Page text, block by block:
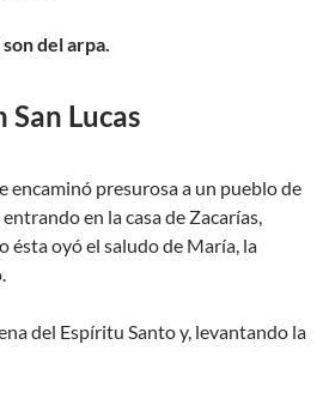
del arpa.
San Lucas
encaminó presurosa a un pueblo de
en la casa de Zacarías,
ésta oyó el saludo de María, la
del Espíritu Santo y, levantando la